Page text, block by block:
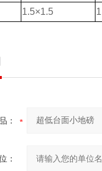
1.5×1.5
：
：